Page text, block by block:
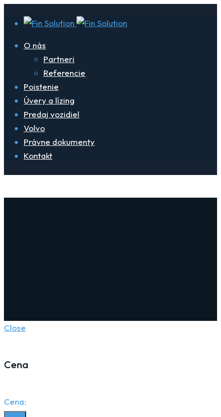
O nás
Partneri
Referencie
Poistenie
Úvery a lízing
Predaj vozidiel
Volvo
Právne dokumenty
Kontakt
Close
Cena
Cena: